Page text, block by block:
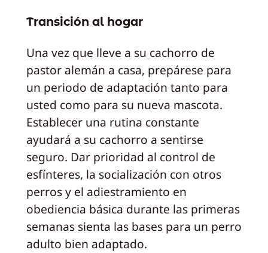
Transición al hogar
Una vez que lleve a su cachorro de
pastor alemán a casa, prepárese para
un periodo de adaptación tanto para
usted como para su nueva mascota.
Establecer una rutina constante
ayudará a su cachorro a sentirse
seguro. Dar prioridad al control de
esfínteres, la socialización con otros
perros y el adiestramiento en
obediencia básica durante las primeras
semanas sienta las bases para un perro
adulto bien adaptado.